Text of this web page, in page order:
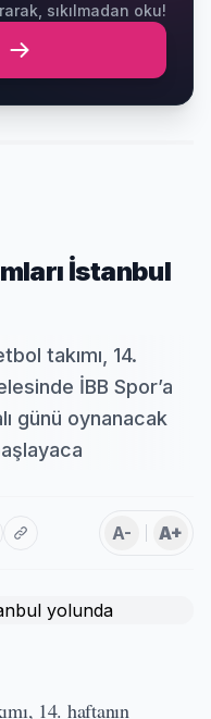
sıkılmadan oku!
İstanbul
takımı, 14.
İBB Spor’a
günü oynanacak
A- A+
14. haftanın